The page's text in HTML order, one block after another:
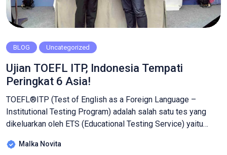
BLOG Uncategorized
Ujian TOEFL ITP, Indonesia Tempati
Peringkat 6 Asia!
TOEFL®ITP (Test of English as a Foreign Language –
Institutional Testing Program) adalah salah satu tes yang
dikeluarkan oleh ETS (Educational Testing Service) yaitu
Pricenton, AS. Sertifikat dari tes kemampuan berbahasa
Malka Novita